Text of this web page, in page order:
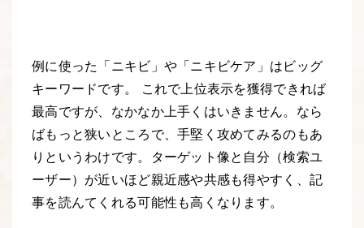
例に使った「ニキビ」や「ニキビケア」はビッグ
キーワードです。 これで上位表示を獲得できれば
最高ですが、なかなか上手くはいきません。なら
ばもっと狭いところで、手堅く攻めてみるのもあ
りというわけです。ターゲット像と自分（検索ユ
ーザー）が近いほど親近感や共感も得やすく、記
事を読んてくれる可能性も高くなります。